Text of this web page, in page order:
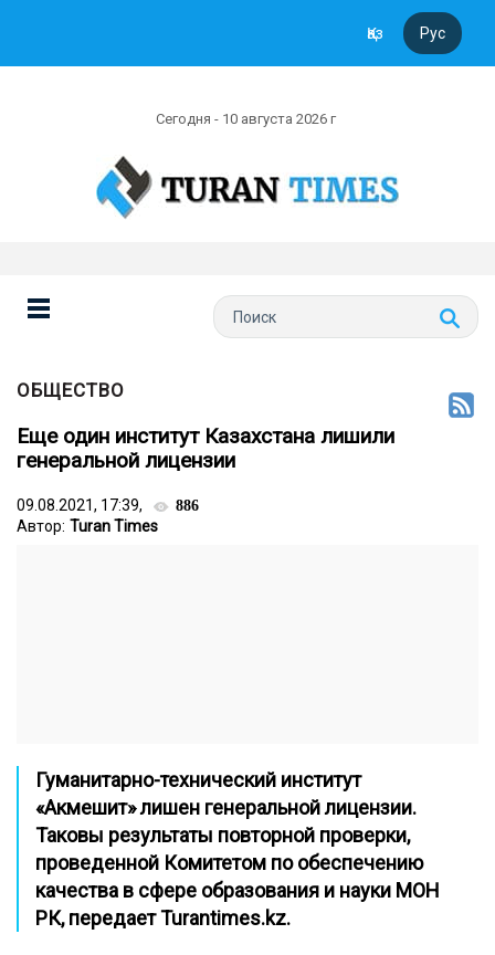
Қаз Рус
Сегодня - 10 августа 2026 г
ОБЩЕСТВО
Еще один институт Казахстана лишили
генеральной лицензии
09.08.2021, 17:39, 886
Автор: Turan Times
Гуманитарно-технический институт
«Акмешит» лишен генеральной лицензии.
Таковы результаты повторной проверки,
проведенной Комитетом по обеспечению
качества в сфере образования и науки МОН
РК, передаетTurantimes.kz.